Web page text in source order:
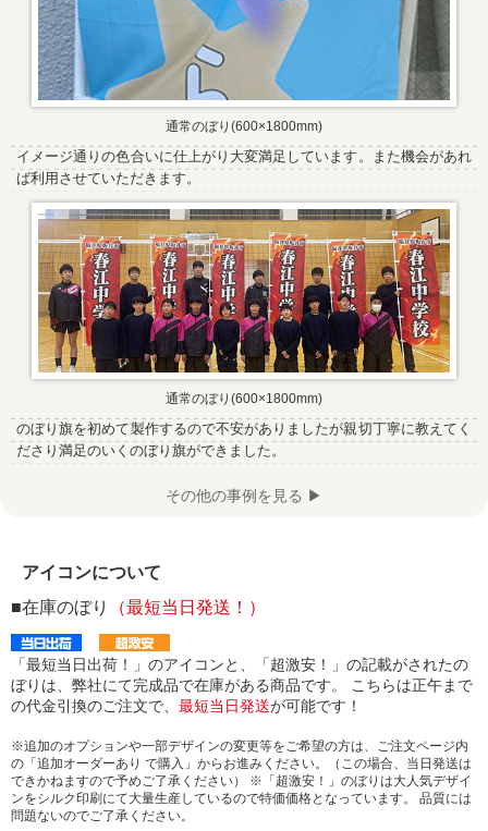
通常のぼり(600×1800mm)
イメージ通りの色合いに仕上がり大変満足しています。また機会があれ
ば利用させていただきます。
通常のぼり(600×1800mm)
のぼり旗を初めて製作するので不安がありましたが親切丁寧に教えてく
ださり満足のいくのぼり旗ができました。
その他の事例を見る ▶
アイコンについて
■在庫のぼり
（最短当日発送！）
「最短当日出荷！」のアイコンと、「超激安！」の記載がされたの
ぼりは、弊社にて完成品で在庫がある商品です。 こちらは正午まで
の代金引換のご注文で、 最短当日発送が可能です！
※追加のオプションや一部デザインの変更等をご希望の方は、ご注文ページ内
の「追加オーダーあり で購入」からお進みください。（この場合、当日発送は
できかねますので予めご了承ください） ※「超激安！」のぼりは大人気デザイ
ンをシルク印刷にて大量生産しているので特価価格となっています。 品質には
問題ないのでご了承ください。